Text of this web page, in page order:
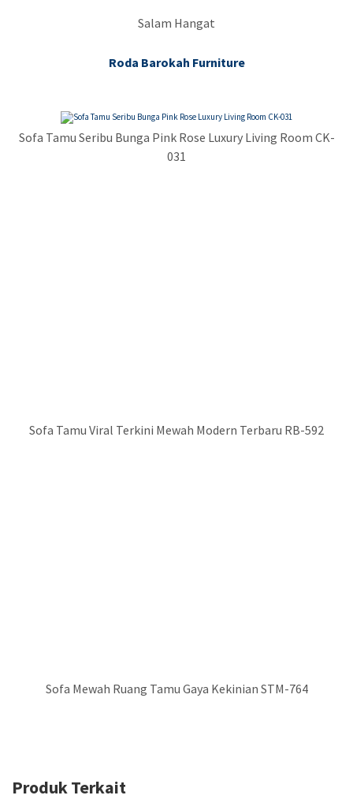
Salam Hangat
Roda Barokah Furniture
Sofa Tamu Seribu Bunga Pink Rose Luxury Living Room CK-
031
Sofa Tamu Viral Terkini Mewah Modern Terbaru RB-592
Sofa Mewah Ruang Tamu Gaya Kekinian STM-764
Produk Terkait